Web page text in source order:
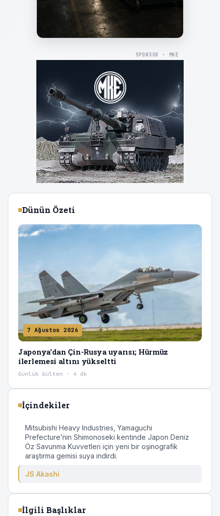
SPONSOR · MKE
Dünün Özeti
7 Ağustos 2026
Japonya'dan Çin-Rusya uyarısı; Hürmüz
ilerlemesi altını yükseltti
Günlük bülten · 4 dk
İçindekiler
Mitsubishi Heavy Industries, Yamaguchi
Prefecture’nin Shimonoseki kentinde Japon Deniz
Öz Savunma Kuvvetleri için yeni bir oşinografik
araştırma gemisi suya indirdi.
JS Akashi
İlgili Başlıklar